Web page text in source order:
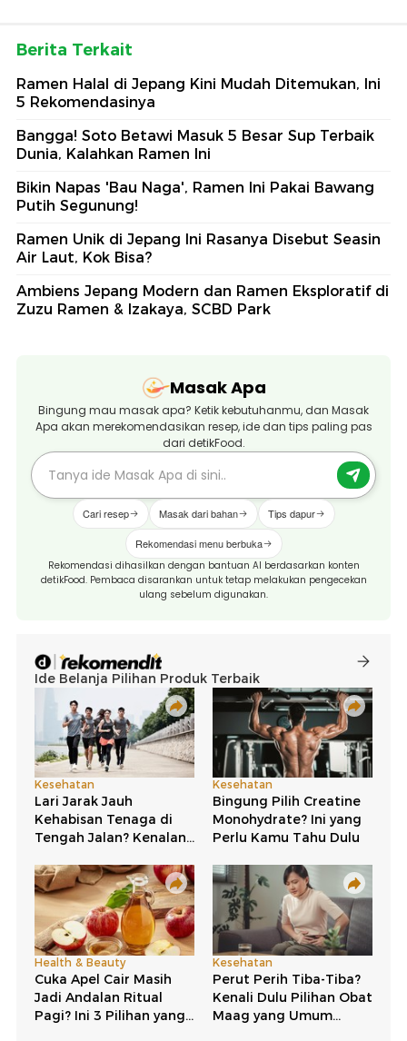
Berita Terkait
Ramen Halal di Jepang Kini Mudah Ditemukan, Ini
5 Rekomendasinya
Bangga! Soto Betawi Masuk 5 Besar Sup Terbaik
Dunia, Kalahkan Ramen Ini
Bikin Napas 'Bau Naga', Ramen Ini Pakai Bawang
Putih Segunung!
Ramen Unik di Jepang Ini Rasanya Disebut Seasin
Air Laut, Kok Bisa?
Ambiens Jepang Modern dan Ramen Eksploratif di
Zuzu Ramen & Izakaya, SCBD Park
Masak Apa
Bingung mau masak apa? Ketik kebutuhanmu, dan Masak
Apa akan merekomendasikan resep, ide dan tips paling pas
dari detikFood.
Cari resep Masak dari bahan Tips dapur
Rekomendasi menu berbuka
Rekomendasi dihasilkan dengan bantuan AI berdasarkan konten
detikFood. Pembaca disarankan untuk tetap melakukan pengecekan
ulang sebelum digunakan.